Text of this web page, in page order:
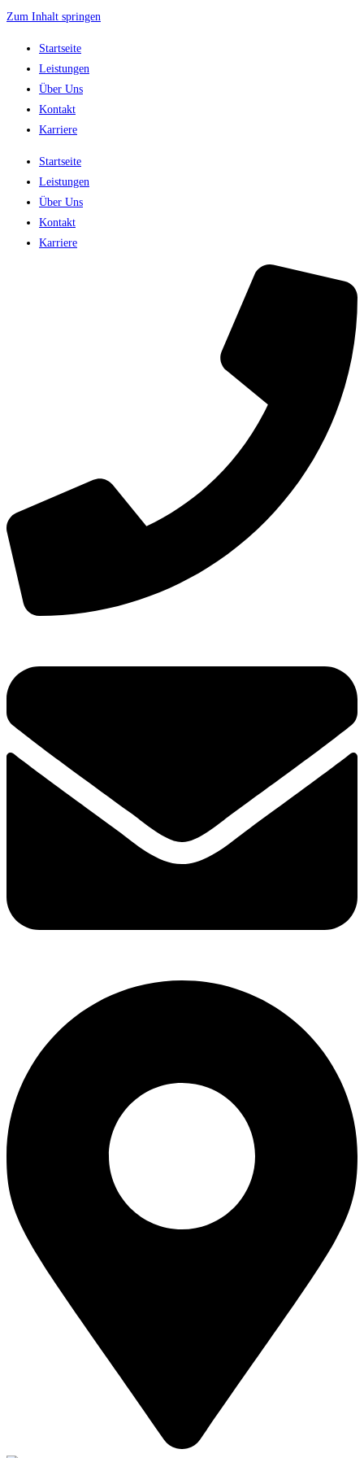
Zum Inhalt springen
Startseite
Leistungen
Über Uns
Kontakt
Karriere
Startseite
Leistungen
Über Uns
Kontakt
Karriere